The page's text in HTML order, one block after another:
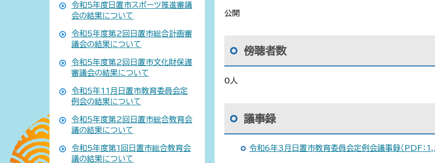
令和5年度日置市スポーツ推進審議
会の結果について
令和5年度第2回日置市総合計画審
議会の結果について
令和5年度第2回日置市文化財保護
審議会の結果について
令和5年11月日置市教育委員会定
例会の結果について
令和5年度第2回日置市総合教育会
議の結果について
令和5年度第1回日置市総合教育会
議の結果について
公開
傍聴者数
0人
議事録
令和6年3月日置市教育委員会定例会議事録（PDF：